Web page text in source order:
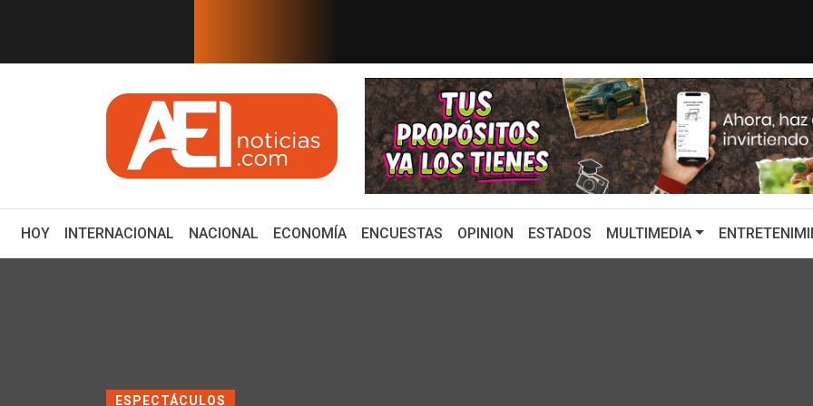
EN TIEMPO REAL
tras consol... Estudios de fracking en México serán publicado en mi... ¿Cuál es el plan de
HOY(CURRENT)
INTERNACIONAL NACIONAL ECONOMÍA ENCUESTAS OPINION ESTADOS MULTIMEDIA
ESPECTÁCULOS